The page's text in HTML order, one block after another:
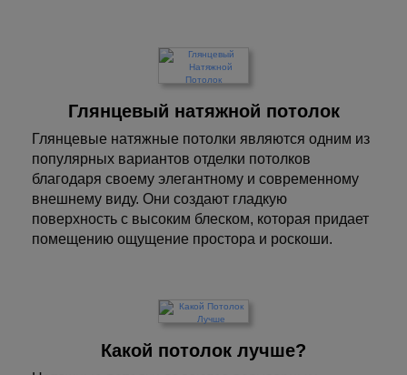
Глянцевый натяжной потолок
Глянцевые натяжные потолки являются одним из
популярных вариантов отделки потолков
благодаря своему элегантному и современному
внешнему виду. Они создают гладкую
поверхность с высоким блеском, которая придает
помещению ощущение простора и роскоши.
Какой потолок лучше?